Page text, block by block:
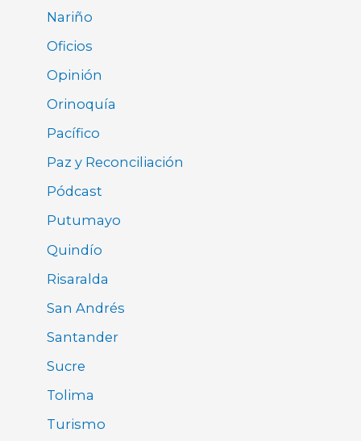
Nariño
Oficios
Opinión
Orinoquía
Pacífico
Paz y Reconciliación
Pódcast
Putumayo
Quindío
Risaralda
San Andrés
Santander
Sucre
Tolima
Turismo